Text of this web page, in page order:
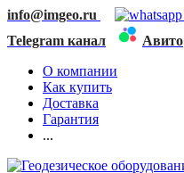
info@imgeo.ru
Telegram канал
Авито
О компании
Как купить
Доставка
Гарантия
...